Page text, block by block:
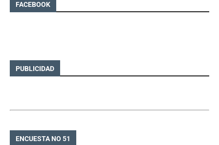
FACEBOOK
PUBLICIDAD
ENCUESTA NO 51